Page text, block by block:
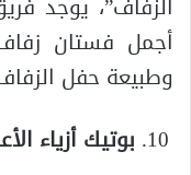
أجمل فستان
وطبيعة حفل
بوتيك أزياء